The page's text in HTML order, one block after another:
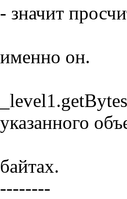
- значит
именно он.
указанного
байтах.
--------